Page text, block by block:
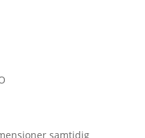
samtidig